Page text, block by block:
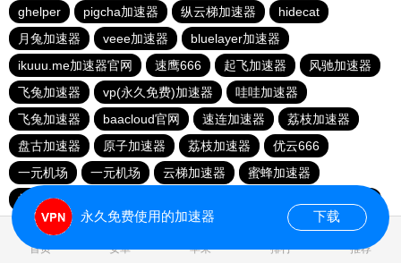
ghelper
pigcha加速器 纵云梯加速器
hidecat
月兔加速器
veee加速器
bluelayer加速器
ikuuu.me加速器官网
速鹰666 起飞加速器
风驰加速器
飞兔加速器
vp(永久免费)加速器
哇哇加速器
飞兔加速器
baacloud官网 速连加速器
荔枝加速器
盘古加速器
原子加速器 荔枝加速器
优云666
一元机场
一元机场 云梯加速器
蜜蜂加速器
蚂蚁加速器
首页 安卓 苹果 排行 推荐
永久免费使用的加速器 下载
0.130716s